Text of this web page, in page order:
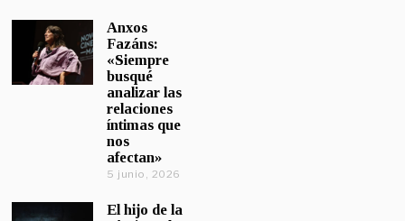
Anxos
Fazáns:
«Siempre
busqué
analizar las
relaciones
íntimas que
nos
afectan»
5 junio, 2026
El hijo de la